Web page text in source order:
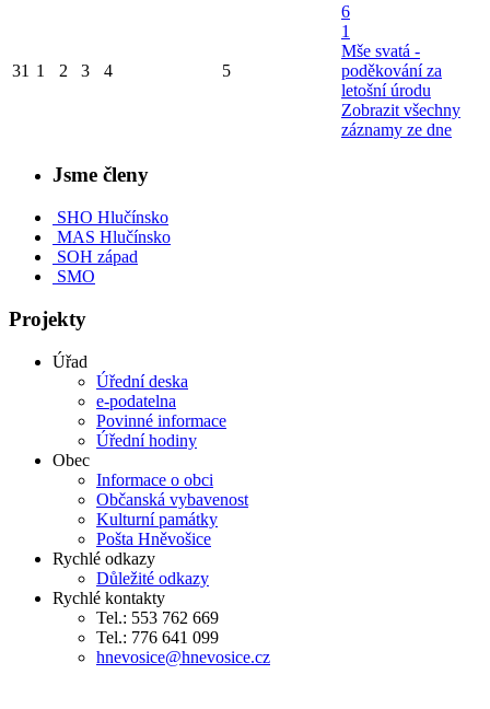
31 1 2 3 4 5
6
1
Mše svatá -
poděkování za
letošní úrodu
Zobrazit všechny
záznamy ze dne
Jsme členy
SHO Hlučínsko
MAS Hlučínsko
SOH západ
SMO
Projekty
Úřad
Úřední deska
e-podatelna
Povinné informace
Úřední hodiny
Obec
Informace o obci
Občanská vybavenost
Kulturní památky
Pošta Hněvošice
Rychlé odkazy
Důležité odkazy
Rychlé kontakty
Tel.: 553 762 669
Tel.: 776 641 099
hnevosice@hnevosice.cz